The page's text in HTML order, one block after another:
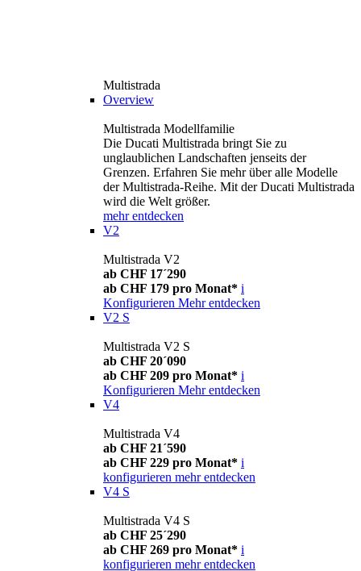
Multistrada
Overview
Multistrada Modellfamilie
Die Ducati Multistrada bringt Sie zu
unglaublichen Landschaften jenseits der
Grenzen. Erfahren Sie mehr über alle Modelle
der Multistrada-Reihe. Mit der Ducati Multistrada
wird die Welt größer.
mehr entdecken
V2
Multistrada V2
ab CHF 17´290
ab CHF 179 pro Monat* i
Konfigurieren Mehr entdecken
V2 S
Multistrada V2 S
ab CHF 20´090
ab CHF 209 pro Monat* i
Konfigurieren Mehr entdecken
V4
Multistrada V4
ab CHF 21´590
ab CHF 229 pro Monat* i
konfigurieren mehr entdecken
V4 S
Multistrada V4 S
ab CHF 25´290
ab CHF 269 pro Monat* i
konfigurieren mehr entdecken